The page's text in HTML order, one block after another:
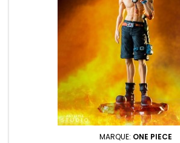
MARQUE: ONE PIECE